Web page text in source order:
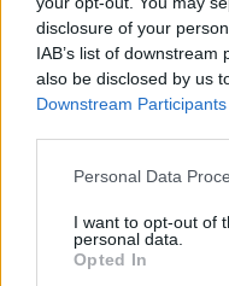
disclosure of your
IAB’s list of
also be disclosed by us
Downstream Participants
Please note that this
not limited to your visit
grant or deny consent
use your data for below
Personal Data
I want to opt-out of
personal data.
Opted In